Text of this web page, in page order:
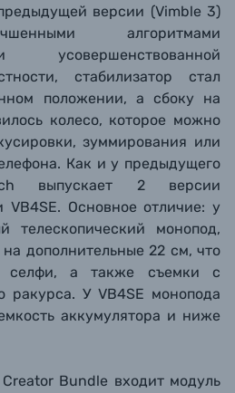
версии (Vimble 3)
алгоритмами
усовершенствованной
стабилизатор стал
положении, а сбоку на
колесо, которое можно
зуммирования или
Как и у предыдущего
выпускает 2 версии
VB4SE. Основное отличие: у
телескопический монопод,
дополнительные 22 см, что
селфи, а также съемки с
ракурса. У VB4SE монопода
аккумулятора и ниже
Bundle входит модуль